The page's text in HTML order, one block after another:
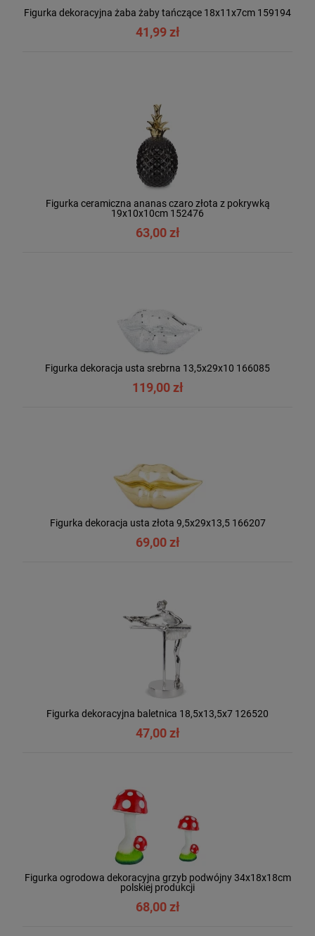
Figurka dekoracyjna żaba żaby tańczące 18x11x7cm 159194
41,99 zł
Figurka ceramiczna ananas czaro złota z pokrywką
19x10x10cm 152476
63,00 zł
Figurka dekoracja usta srebrna 13,5x29x10 166085
119,00 zł
Figurka dekoracja usta złota 9,5x29x13,5 166207
69,00 zł
Figurka dekoracyjna baletnica 18,5x13,5x7 126520
47,00 zł
Figurka ogrodowa dekoracyjna grzyb podwójny 34x18x18cm
polskiej produkcji
68,00 zł